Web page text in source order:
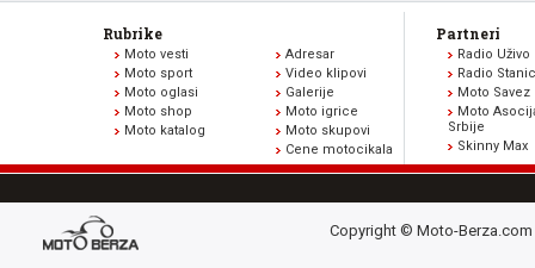
Rubrike
Moto vesti
Moto sport
Moto oglasi
Moto shop
Moto katalog
Adresar
Video klipovi
Galerije
Moto igrice
Moto skupovi
Cene motocikala
Partneri
Radio Uživo
Radio
Moto Savez
Moto
Srbije
Skinny Max
Copyright © Moto-Berza.com